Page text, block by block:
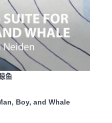
鱼
Boy, and Whale